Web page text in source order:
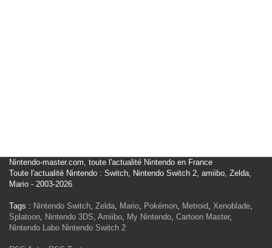
Nintendo-master.com, toute l'actualité Nintendo en France
Toute l'actualité Nintendo : Switch, Nintendo Switch 2, amiibo, Zelda,
Mario - 2003-2026
Tags : Nintendo Switch, Zelda, Mario, Pokémon, Metroid, Xenoblade,
Splatoon, Nintendo 3DS, Amiibo, My Nintendo, Cartoon Master,
Nintendo Labo Nintendo Switch 2